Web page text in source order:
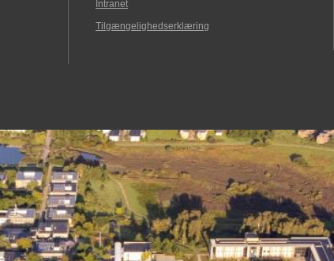
Intranet
Tilgængelighedserklæring